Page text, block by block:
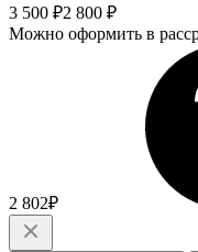
3 500 ₽2 800 ₽
Можно оформить в
2 802₽